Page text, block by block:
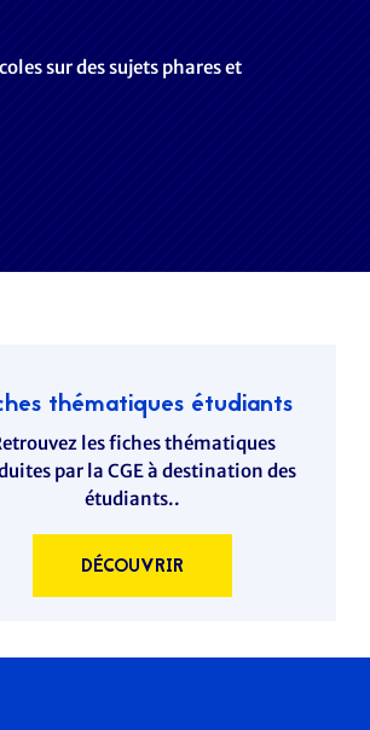
sur des sujets phares et
thématiques étudiants
les fiches thématiques
par la CGE à destination des
étudiants..
DÉCOUVRIR